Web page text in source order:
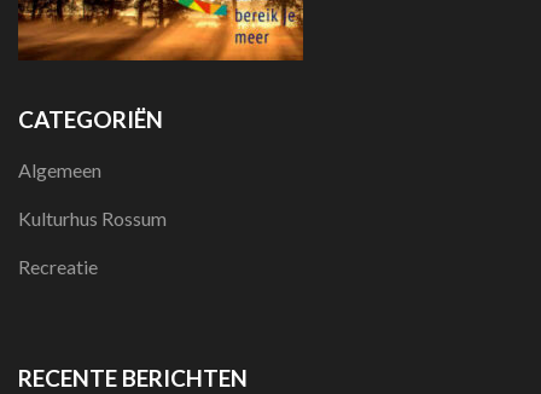
CATEGORIËN
Algemeen
Kulturhus Rossum
Recreatie
RECENTE BERICHTEN